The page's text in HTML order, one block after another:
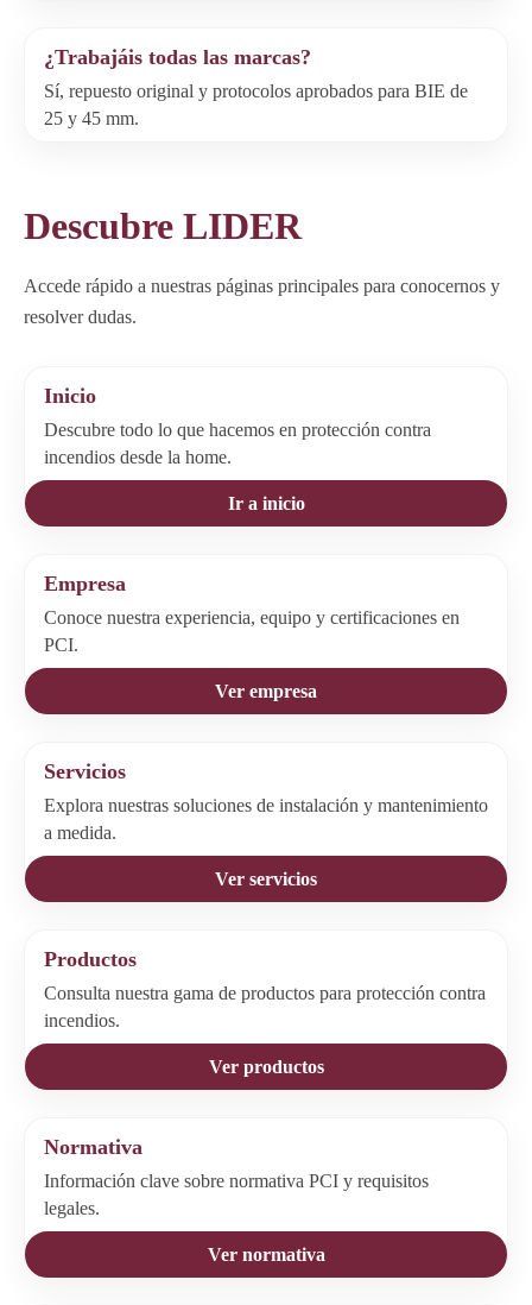
¿Trabajáis todas las marcas?
Sí, repuesto original y protocolos aprobados para BIE de
25 y 45 mm.
Descubre LIDER
Accede rápido a nuestras páginas principales para conocernos y
resolver dudas.
Inicio
Descubre todo lo que hacemos en protección contra
incendios desde la home.
Ir a inicio
Empresa
Conoce nuestra experiencia, equipo y certificaciones en
PCI.
Ver empresa
Servicios
Explora nuestras soluciones de instalación y mantenimiento
a medida.
Ver servicios
Productos
Consulta nuestra gama de productos para protección contra
incendios.
Ver productos
Normativa
Información clave sobre normativa PCI y requisitos
legales.
Ver normativa